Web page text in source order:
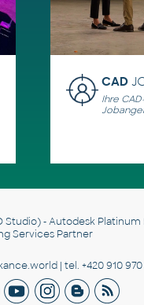
CAD
Ihre
Studio) - Autodesk
Services Partner
| tel. +420 910 970